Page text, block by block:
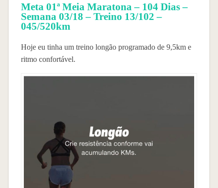
Meta 01ª Meia Maratona – 104 Dias –
Semana 03/18 – Treino 13/102 –
045/520km
Hoje eu tinha um treino longão programado de 9,5km e
ritmo confortável.